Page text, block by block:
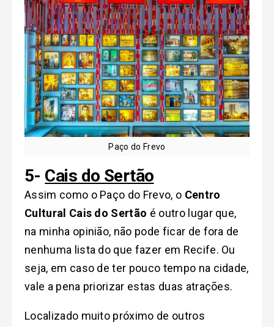
Paço do Frevo
5- Cais do Sertão
Assim como o Paço do Frevo, o Centro
Cultural Cais do Sertão é outro lugar que,
na minha opinião, não pode ficar de fora de
nenhuma lista do que fazer em Recife. Ou
seja, em caso de ter pouco tempo na cidade,
vale a pena priorizar estas duas atrações.
Localizado muito próximo de outros